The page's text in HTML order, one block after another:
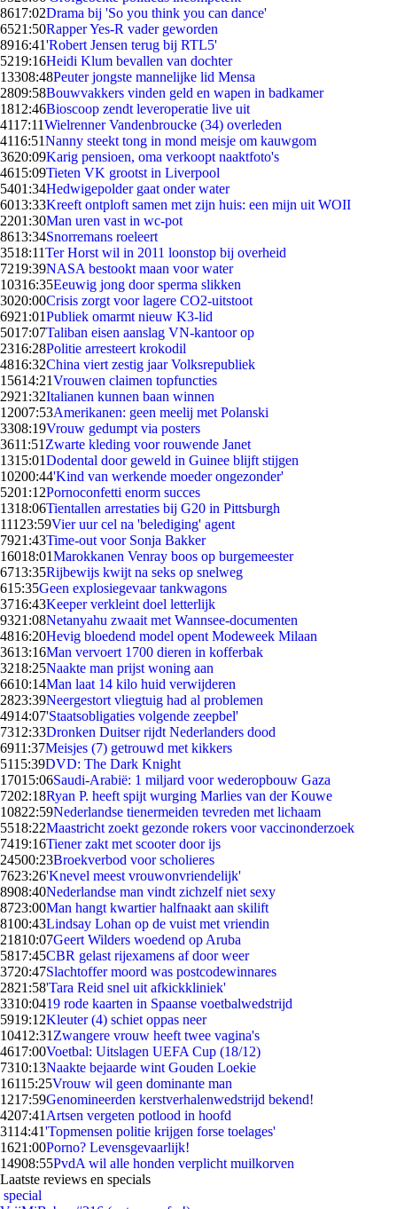
8617:02Drama bij 'So you think you can dance'
6521:50Rapper Yes-R vader geworden
8916:41'Robert Jensen terug bij RTL5'
5219:16Heidi Klum bevallen van dochter
13308:48Peuter jongste mannelijke lid Mensa
2809:58Bouwvakkers vinden geld en wapen in badkamer
1812:46Bioscoop zendt leveroperatie live uit
4117:11Wielrenner Vandenbroucke (34) overleden
4116:51Nanny steekt tong in mond meisje om kauwgom
3620:09Karig pensioen, oma verkoopt naaktfoto's
4615:09Tieten VK grootst in Liverpool
5401:34Hedwigepolder gaat onder water
6013:33Kreeft ontploft samen met zijn huis: een mijn uit WOII
2201:30Man uren vast in wc-pot
8613:34Snorremans roeleert
3518:11Ter Horst wil in 2011 loonstop bij overheid
7219:39NASA bestookt maan voor water
10316:35Eeuwig jong door sperma slikken
3020:00Crisis zorgt voor lagere CO2-uitstoot
6921:01Publiek omarmt nieuw K3-lid
5017:07Taliban eisen aanslag VN-kantoor op
2316:28Politie arresteert krokodil
4816:32China viert zestig jaar Volksrepubliek
15614:21Vrouwen claimen topfuncties
2921:32Italianen kunnen baan winnen
12007:53Amerikanen: geen meelij met Polanski
3308:19Vrouw gedumpt via posters
3611:51 Zwarte kleding voor rouwende Janet
1315:01Dodental door geweld in Guinee blijft stijgen
10200:44'Kind van werkende moeder ongezonder'
5201:12Pornoconfetti enorm succes
1318:06Tientallen arrestaties bij G20 in Pittsburgh
111 23:59Vier uur cel na 'belediging' agent
7921:43Time-out voor Sonja Bakker
16018:01Marokkanen Venray boos op burgemeester
6713:35Rijbewijs kwijt na seks op snelweg
615:35Geen explosiegevaar tankwagons
3716:43Keeper verkleint doel letterlijk
9321:08Netanyahu zwaait met Wannsee-documenten
4816:20Hevig bloedend model opent Modeweek Milaan
3613:16Man vervoert 1700 dieren in kofferbak
3218:25Naakte man prijst woning aan
6610:14Man laat 14 kilo huid verwijderen
2823:39Neergestort vliegtuig had al problemen
4914:07'Staatsobligaties volgende zeepbel'
7312:33Dronken Duitser rijdt Nederlanders dood
6911:37Meisjes (7) getrouwd met kikkers
5115:39DVD: The Dark Knight
17015:06Saudi-Arabië: 1 miljard voor wederopbouw Gaza
7202:18Ryan P. heeft spijt wurging Marlies van der Kouwe
10822:59Nederlandse tienermeiden tevreden met lichaam
5518:22Maastricht zoekt gezonde rokers voor vaccinonderzoek
7419:16Tiener zakt met scooter door ijs
24500:23Broekverbod voor scholieres
7623:26'Knevel meest vrouwonvriendelijk'
8908:40Nederlandse man vindt zichzelf niet sexy
8723:00Man hangt kwartier halfnaakt aan skilift
8100:43Lindsay Lohan op de vuist met vriendin
21810:07Geert Wilders woedend op Aruba
5817:45CBR gelast rijexamens af door weer
3720:47Slachtoffer moord was postcodewinnares
2821:58'Tara Reid snel uit afkickkliniek'
3310:0419 rode kaarten in Spaanse voetbalwedstrijd
5919:12Kleuter (4) schiet oppas neer
10412:31 Zwangere vrouw heeft twee vagina's
4617:00Voetbal: Uitslagen UEFA Cup (18/12)
7310:13Naakte bejaarde wint Gouden Loekie
16115:25Vrouw wil geen dominante man
1217:59Genomineerden kerstverhalenwedstrijd bekend!
4207:41 Artsen vergeten potlood in hoofd
3114:41'Topmensen politie krijgen forse toelages'
1621:00Porno? Levensgevaarlijk!
14908:55PvdA wil alle honden verplicht muilkorven
Laatste reviews en specials
special